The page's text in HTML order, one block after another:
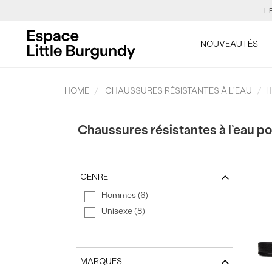
TON
NOUVEAUTÉS
HOME CHAUSSURES RÉSISTANTES À L’EAU
Chaussures résistantes à l’eau
GENRE
Hommes (6)
Unisexe (8)
MARQUES